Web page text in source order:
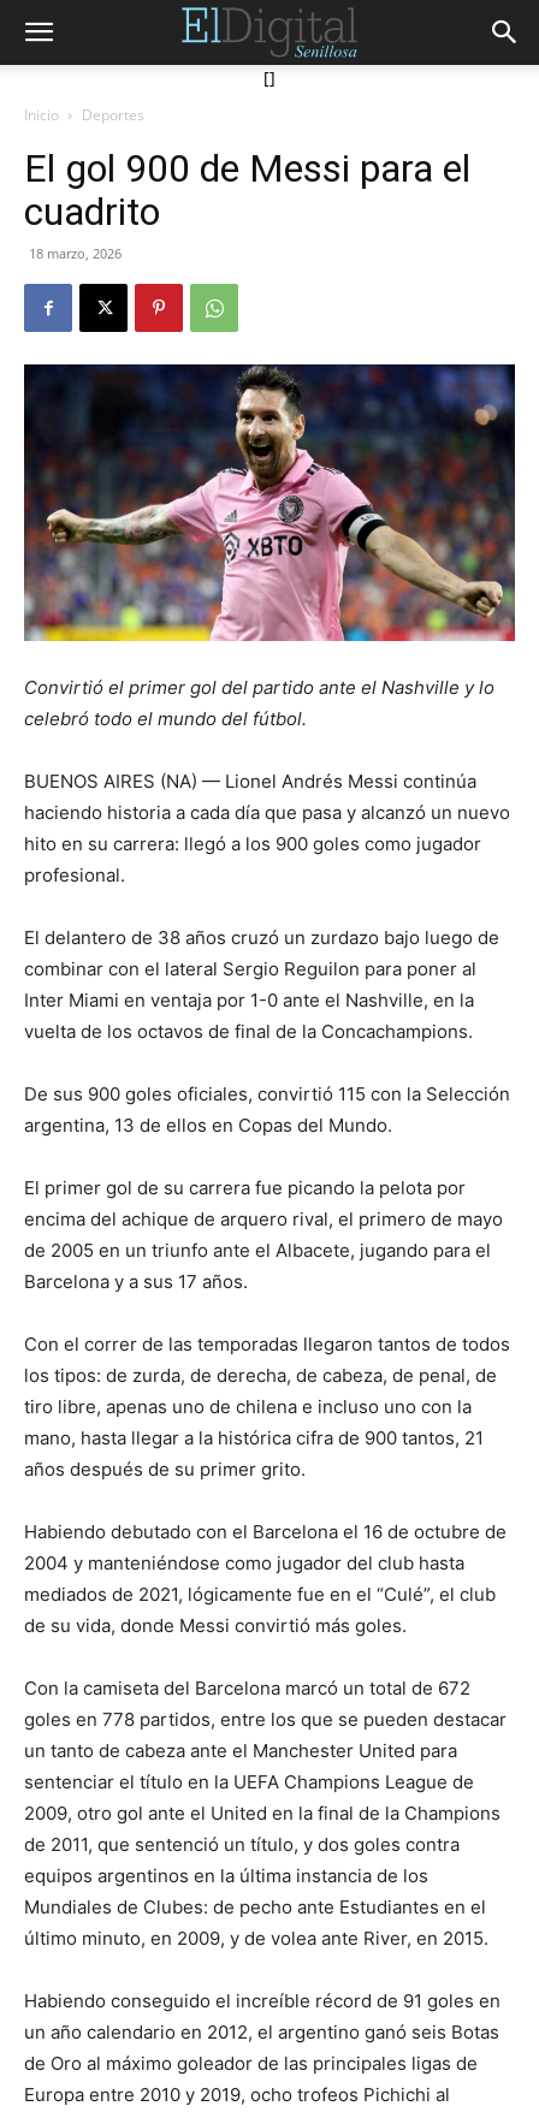
[]
Inicio Deportes
El gol 900 de Messi para el
cuadrito
18 marzo, 2026
Convirtió el primer gol del partido ante el Nashville y lo
celebró todo el mundo del fútbol.
BUENOS AIRES (NA) — Lionel Andrés Messi continúa
haciendo historia a cada día que pasa y alcanzó un nuevo
hito en su carrera: llegó a los 900 goles como jugador
profesional.
El delantero de 38 años cruzó un zurdazo bajo luego de
combinar con el lateral Sergio Reguilon para poner al
Inter Miami en ventaja por 1-0 ante el Nashville, en la
vuelta de los octavos de final de la Concachampions.
De sus 900 goles oficiales, convirtió 115 con la Selección
argentina, 13 de ellos en Copas del Mundo.
El primer gol de su carrera fue picando la pelota por
encima del achique de arquero rival, el primero de mayo
de 2005 en un triunfo ante el Albacete, jugando para el
Barcelona y a sus 17 años.
Con el correr de las temporadas llegaron tantos de todos
los tipos: de zurda, de derecha, de cabeza, de penal, de
tiro libre, apenas uno de chilena e incluso uno con la
mano, hasta llegar a la histórica cifra de 900 tantos, 21
años después de su primer grito.
Habiendo debutado con el Barcelona el 16 de octubre de
2004 y manteniéndose como jugador del club hasta
mediados de 2021, lógicamente fue en el “Culé”, el club
de su vida, donde Messi convirtió más goles.
Con la camiseta del Barcelona marcó un total de 672
goles en 778 partidos, entre los que se pueden destacar
un tanto de cabeza ante el Manchester United para
sentenciar el título en la UEFA Champions League de
2009, otro gol ante el United en la final de la Champions
de 2011, que sentenció un título, y dos goles contra
equipos argentinos en la última instancia de los
Mundiales de Clubes: de pecho ante Estudiantes en el
último minuto, en 2009, y de volea ante River, en 2015.
Habiendo conseguido el increíble récord de 91 goles en
un año calendario en 2012, el argentino ganó seis Botas
de Oro al máximo goleador de las principales ligas de
Europa entre 2010 y 2019, ocho trofeos Pichichi al